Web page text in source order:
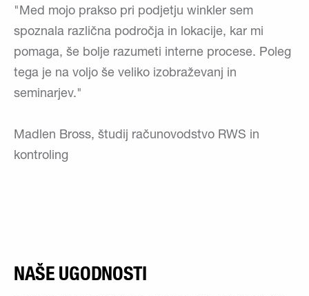
"Med mojo prakso pri podjetju winkler sem
spoznala različna področja in lokacije, kar mi
pomaga, še bolje razumeti interne procese. Poleg
tega je na voljo še veliko izobraževanj in
seminarjev."
Madlen Bross, študij računovodstvo RWS in
kontroling
NAŠE UGODNOSTI